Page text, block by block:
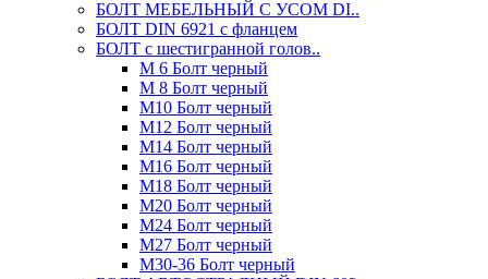
БОЛТ МЕБЕЛЬНЫЙ С УСОМ DI..
БОЛТ DIN 6921 c фланцем
БОЛТ с шестигранной голов..
М 6 Болт черный
М 8 Болт черный
М10 Болт черный
М12 Болт черный
М14 Болт черный
М16 Болт черный
М18 Болт черный
М20 Болт черный
М24 Болт черный
М27 Болт черный
М30-36 Болт черный